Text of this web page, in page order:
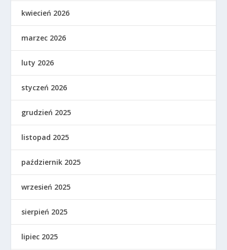
kwiecień 2026
marzec 2026
luty 2026
styczeń 2026
grudzień 2025
listopad 2025
październik 2025
wrzesień 2025
sierpień 2025
lipiec 2025